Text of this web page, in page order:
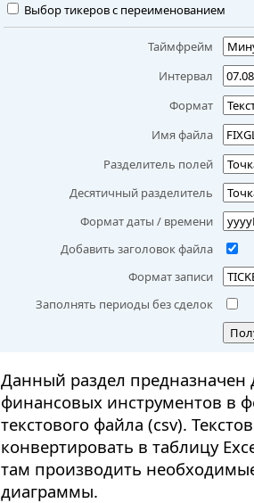
Выбор тикеров с переименованием
Таймфрейм
Интервал
Формат
Имя файла
Разделитель полей
Десятичный разделитель
Формат даты / времени
Добавить заголовок файла
Формат записи
Заполнять периоды без сделок
Данный раздел
финансовых инструментов в
текстового файла (csv).
конвертировать в таблицу
там производить
диаграммы.